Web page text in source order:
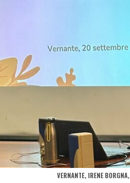
VERNANTE, IRENE